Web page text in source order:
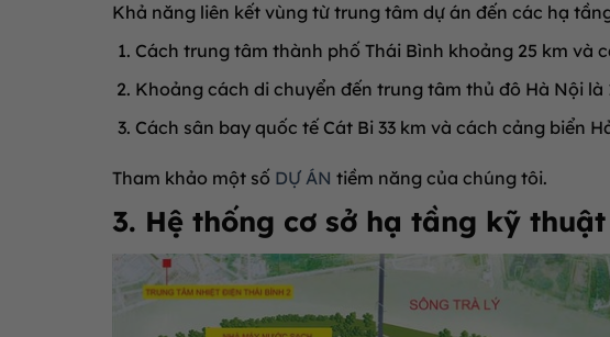
Khả năng liên kết vùng từ trung tâm dự án đến các hạ
Cách trung tâm thành phố Thái Bình khoảng 25 km và
Khoảng cách di chuyển đến trung tâm thủ đô Hà Nội là
Cách sân bay quốc tế Cát Bi 33 km và cách cảng biển
Tham khảo một số DỰ ÁN tiềm năng của chúng tôi.
3. Hệ thống cơ sở hạ tầng kỹ